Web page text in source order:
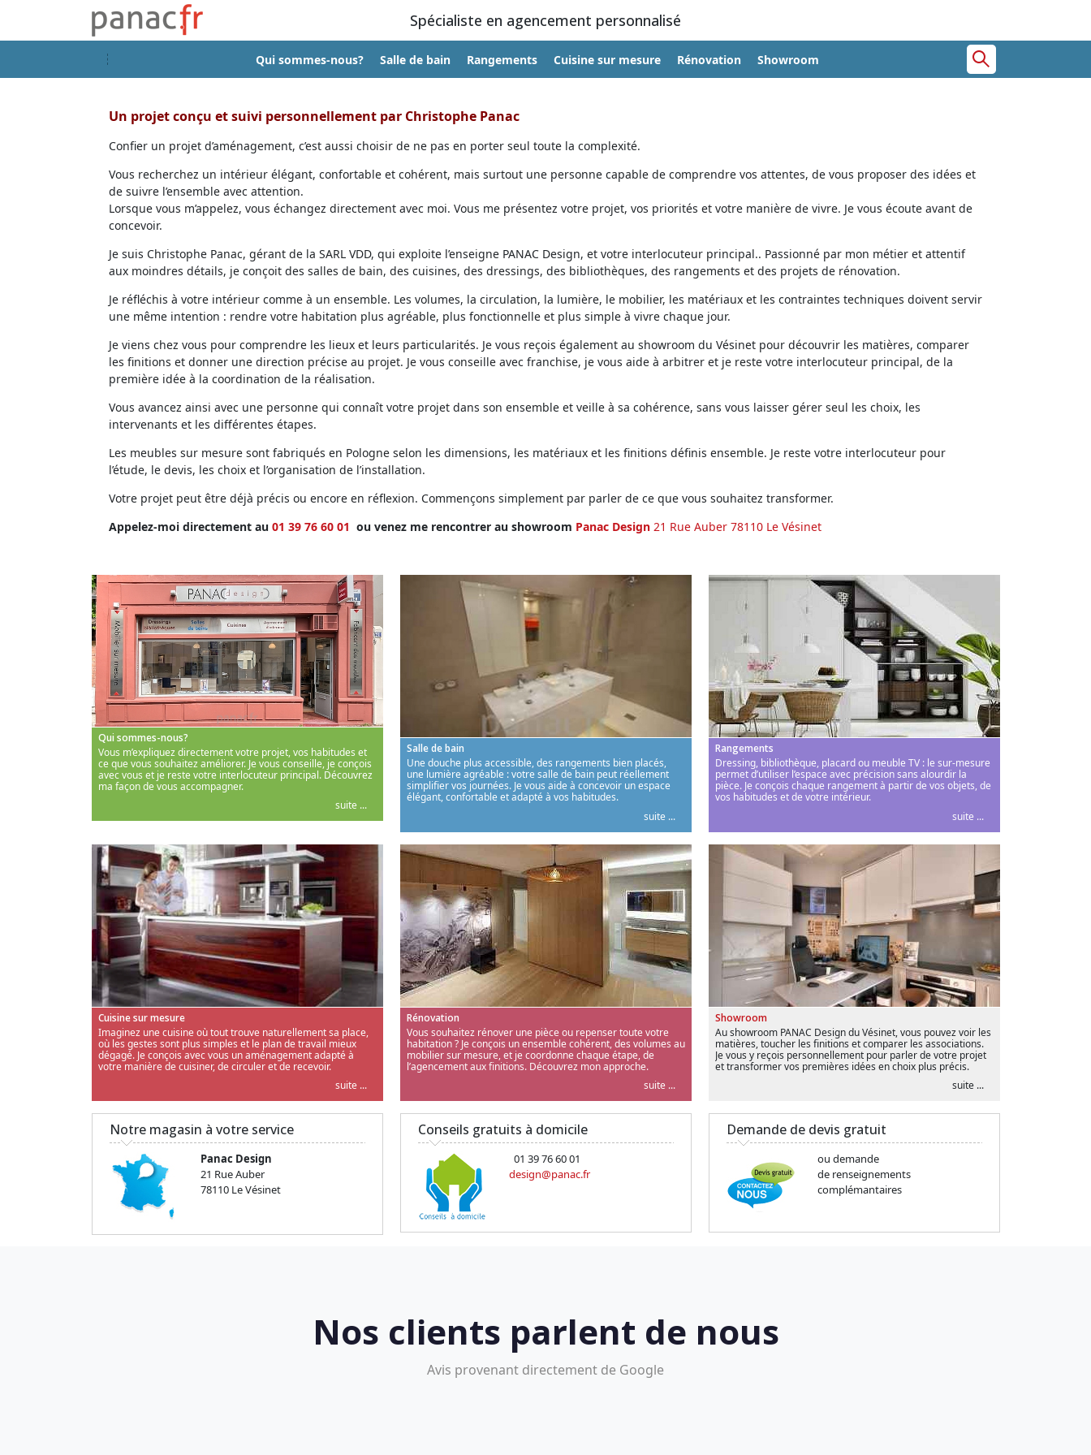
Spécialiste en agencement personnalisé
Qui sommes-nous? Salle de bain Rangements Cuisine sur mesure Rénovation Showroom
Un projet conçu et suivi personnellement par Christophe Panac
Confier un projet d’aménagement, c’est aussi choisir de ne pas en porter seul toute la complexité.
Vous recherchez un intérieur élégant, confortable et cohérent, mais surtout une personne capable de comprendre vos attentes, de vous proposer des idées et
de suivre l’ensemble avec attention.
Lorsque vous m’appelez, vous échangez directement avec moi. Vous me présentez votre projet, vos priorités et votre manière de vivre. Je vous écoute avant de
concevoir.
Je suis Christophe Panac, gérant de la SARL VDD, qui exploite l’enseigne PANAC Design, et votre interlocuteur principal.. Passionné par mon métier et attentif
aux moindres détails, je conçoit des salles de bain, des cuisines, des dressings, des bibliothèques, des rangements et des projets de rénovation.
Je réfléchis à votre intérieur comme à un ensemble. Les volumes, la circulation, la lumière, le mobilier, les matériaux et les contraintes techniques doivent servir
une même intention : rendre votre habitation plus agréable, plus fonctionnelle et plus simple à vivre chaque jour.
Je viens chez vous pour comprendre les lieux et leurs particularités. Je vous reçois également au showroom du Vésinet pour découvrir les matières, comparer
les finitions et donner une direction précise au projet. Je vous conseille avec franchise, je vous aide à arbitrer et je reste votre interlocuteur principal, de la
première idée à la coordination de la réalisation.
Vous avancez ainsi avec une personne qui connaît votre projet dans son ensemble et veille à sa cohérence, sans vous laisser gérer seul les choix, les
intervenants et les différentes étapes.
Les meubles sur mesure sont fabriqués en Pologne selon les dimensions, les matériaux et les finitions définis ensemble. Je reste votre interlocuteur pour
l’étude, le devis, les choix et l’organisation de l’installation.
Votre projet peut être déjà précis ou encore en réflexion. Commençons simplement par parler de ce que vous souhaitez transformer.
Appelez-moi directement au 01 39 76 60 01 ou venez me rencontrer au showroom Panac Design 21 Rue Auber 78110 Le Vésinet
Qui sommes-nous?
Vous m’expliquez directement votre projet, vos habitudes et
ce que vous souhaitez améliorer. Je vous conseille, je conçois
avec vous et je reste votre interlocuteur principal. Découvrez
ma façon de vous accompagner.
suite ...
Salle de bain
Une douche plus accessible, des rangements bien placés,
une lumière agréable : votre salle de bain peut réellement
simplifier vos journées. Je vous aide à concevoir un espace
élégant, confortable et adapté à vos habitudes.
suite ...
Rangements
Dressing, bibliothèque, placard ou meuble TV : le sur-mesure
permet d’utiliser l’espace avec précision sans alourdir la
pièce. Je conçois chaque rangement à partir de vos objets, de
vos habitudes et de votre intérieur.
suite ...
Cuisine sur mesure
Imaginez une cuisine où tout trouve naturellement sa place,
où les gestes sont plus simples et le plan de travail mieux
dégagé. Je conçois avec vous un aménagement adapté à
votre manière de cuisiner, de circuler et de recevoir.
suite ...
Rénovation
Vous souhaitez rénover une pièce ou repenser toute votre
habitation ? Je conçois un ensemble cohérent, des volumes au
mobilier sur mesure, et je coordonne chaque étape, de
l’agencement aux finitions. Découvrez mon approche.
suite ...
Showroom
Au showroom PANAC Design du Vésinet, vous pouvez voir les
matières, toucher les finitions et comparer les associations.
Je vous y reçois personnellement pour parler de votre projet
et transformer vos premières idées en choix plus précis.
suite ...
Notre magasin à votre service
Panac Design
21 Rue Auber
78110 Le Vésinet
Conseils gratuits à domicile
01 39 76 60 01
design@panac.fr
Demande de devis gratuit
ou demande
de renseignements
complémantaires
Nos clients parlent de nous
Avis provenant directement de Google